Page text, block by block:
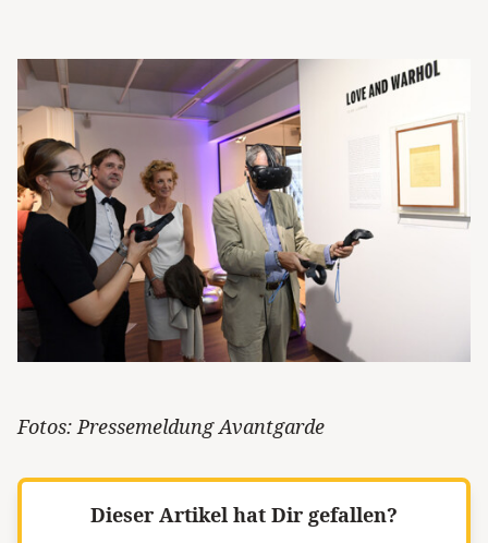
Fotos: Pressemeldung Avantgarde
Dieser Artikel hat Dir gefallen?